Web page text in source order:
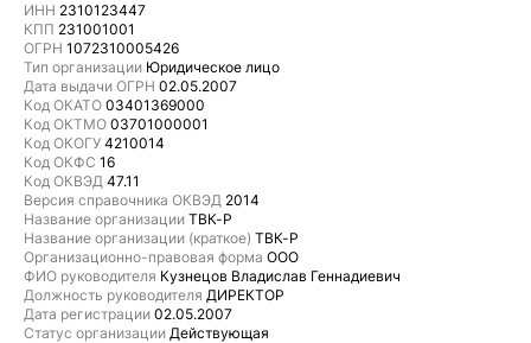
ИНН 2310123447
КПП 231001001
ОГРН 1072310005426
Тип организации Юридическое лицо
Дата выдачи ОГРН 02.05.2007
Код ОКАТО 03401369000
Код ОКТМО 03701000001
Код ОКОГУ 4210014
Код ОКФС 16
Код ОКВЭД 47.11
Версия справочника ОКВЭД 2014
Название организации ТВК-Р
Название организации (краткое) ТВК-Р
Организационно-правовая форма ООО
ФИО руководителя Кузнецов Владислав Геннадиевич
Должность руководителя ДИРЕКТОР
Дата регистрации 02.05.2007
Статус организации Действующая